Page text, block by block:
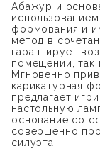
Абажур и
формования и
метод в
гарантирует
помещении, так
Мгновенно
карикатурная
предлагает
настольную
основание со
совершенно
силуэта.